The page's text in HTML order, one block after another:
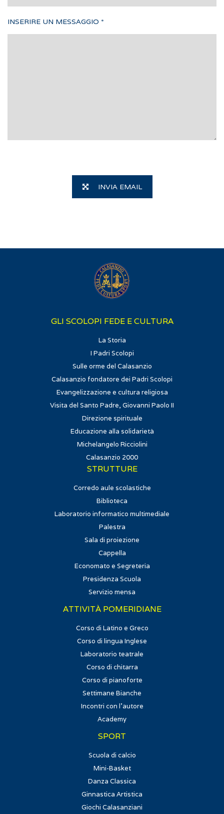
INSERIRE UN MESSAGGIO *
INVIA EMAIL
GLI SCOLOPI FEDE E CULTURA
La Storia
I Padri Scolopi
Sulle orme del Calasanzio
Calasanzio fondatore dei Padri Scolopi
Evangelizzazione e cultura religiosa
Visita del Santo Padre, Giovanni Paolo II
Direzione spirituale
Educazione alla solidarietà
Michelangelo Ricciolini
Calasanzio 2000
STRUTTURE
Corredo aule scolastiche
Biblioteca
Laboratorio informatico multimediale
Palestra
Sala di proiezione
Cappella
Economato e Segreteria
Presidenza Scuola
Servizio mensa
ATTIVITÀ POMERIDIANE
Corso di Latino e Greco
Corso di lingua Inglese
Laboratorio teatrale
Corso di chitarra
Corso di pianoforte
Settimane Bianche
Incontri con l'autore
Academy
SPORT
Scuola di calcio
Mini-Basket
Danza Classica
Ginnastica Artistica
Giochi Calasanziani